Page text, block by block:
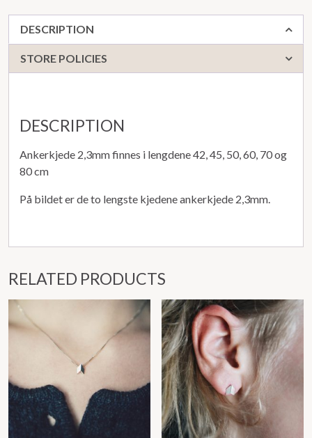
DESCRIPTION
STORE POLICIES
DESCRIPTION
Ankerkjede 2,3mm finnes i lengdene 42, 45, 50, 60, 70 og
80 cm
På bildet er de to lengste kjedene ankerkjede 2,3mm.
RELATED PRODUCTS